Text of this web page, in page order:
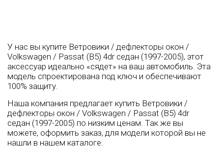
У нас вы купите Ветровики / дефлекторы окон /
Volkswagen / Passat (B5) 4dr седан (1997-2005), этот
аксессуар идеально «сядет» на ваш автомобиль. Эта
модель спроектирована под ключ и обеспечивают
100% защиту.
Наша компания предлагает купить Ветровики /
дефлекторы окон / Volkswagen / Passat (B5) 4dr
седан (1997-2005) по низким ценам. Так же вы
можете, оформить заказ, для модели которой вы не
нашли в нашем каталоге.